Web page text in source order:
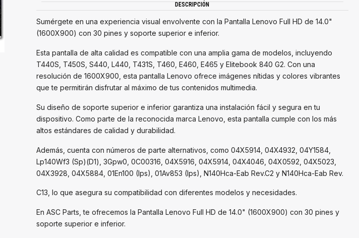
DESCRIPCIÓN
Sumérgete en una experiencia visual envolvente con la Pantalla Lenovo Full HD de 14.0"
(1600X900) con 30 pines y soporte superior e inferior.
Esta pantalla de alta calidad es compatible con una amplia gama de modelos, incluyendo
T440S, T450S, S440, L440, T431S, T460, E460, E465 y Elitebook 840 G2. Con una
resolución de 1600X900, esta pantalla Lenovo ofrece imágenes nítidas y colores vibrantes
que te permitirán disfrutar al máximo de tus contenidos multimedia.
Su diseño de soporte superior e inferior garantiza una instalación fácil y segura en tu
dispositivo. Como parte de la reconocida marca Lenovo, esta pantalla cumple con los más
altos estándares de calidad y durabilidad.
Además, cuenta con números de parte alternativos, como 04X5914, 04X4932, 04Y1584,
Lp140Wf3 (Sp)(D1), 3Gpw0, 0C00316, 04X5916, 04X5914, 04X4046, 04X0592, 04X5023,
04X3928, 04X5884, 01En100 (Ips), 01Av853 (Ips), N140Hca-Eab Rev.C2 y N140Hca-Eab Rev.
C13, lo que asegura su compatibilidad con diferentes modelos y necesidades.
En ASC Parts, te ofrecemos la Pantalla Lenovo Full HD de 14.0" (1600X900) con 30 pines y
soporte superior e inferior.